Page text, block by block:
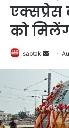
एक्सप्रेस
को
sabtak
Send
email